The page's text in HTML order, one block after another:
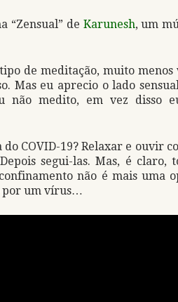
“Zensual” de Karunesh, um
de meditação, muito menos
Mas eu aprecio o lado
não medito, em vez disso
COVID-19? Relaxar e ouvir
segui-las. Mas, é claro,
não é mais uma
por um vírus…